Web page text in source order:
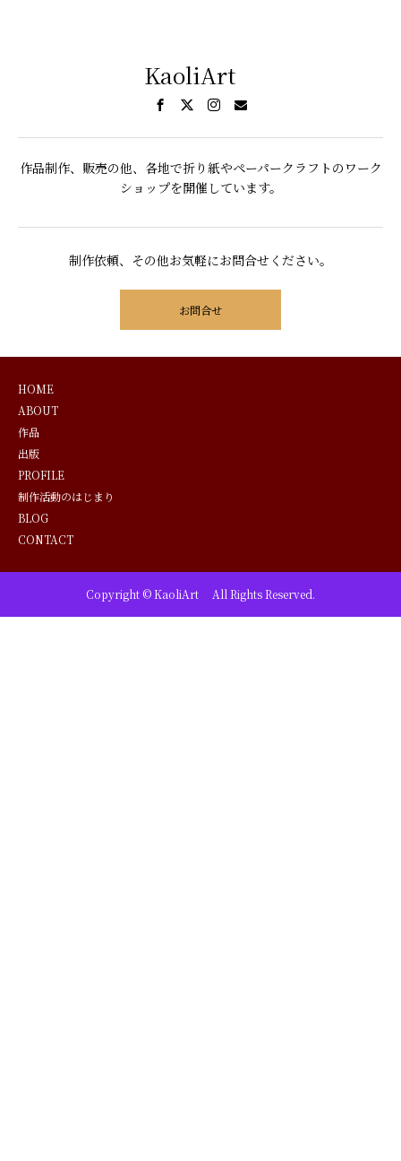
KaoliArt
作品制作、販売の他、各地で折り紙やペーパークラフトのワーク
ショップを開催しています。
制作依頼、その他お気軽にお問合せください。
お問合せ
HOME
ABOUT
作品
出版
PROFILE
制作活動のはじまり
BLOG
CONTACT
Copyright © KaoliArt All Rights Reserved.